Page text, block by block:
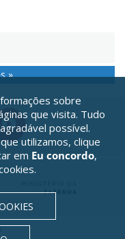
»
sobre
que visita. Tudo
possível.
utilizamos, clique
em Eu concordo,